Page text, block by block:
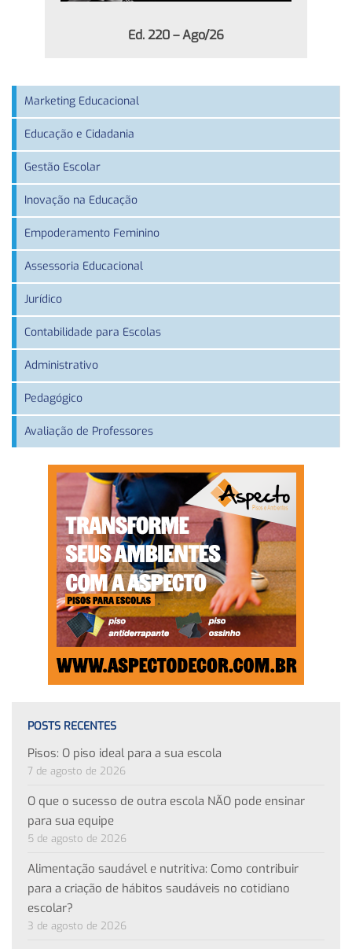
Ed. 220 – Ago/26
Marketing Educacional
Educação e Cidadania
Gestão Escolar
Inovação na Educação
Empoderamento Feminino
Assessoria Educacional
Jurídico
Contabilidade para Escolas
Administrativo
Pedagógico
Avaliação de Professores
POSTS RECENTES
Pisos: O piso ideal para a sua escola
7 de agosto de 2026
O que o sucesso de outra escola NÃO pode ensinar
para sua equipe
5 de agosto de 2026
Alimentação saudável e nutritiva: Como contribuir
para a criação de hábitos saudáveis no cotidiano
escolar?
3 de agosto de 2026